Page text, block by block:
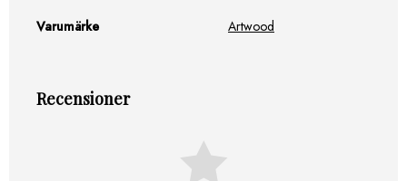
Varumärke Artwood
Recensioner